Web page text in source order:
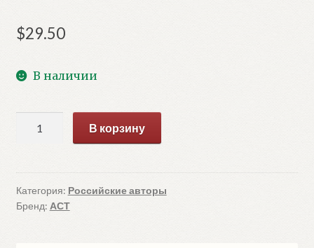
$29.50
В наличии
товара
ищет
клад
(Владимирский
В корзину
Категория: Российские авторы
Бренд: АСТ